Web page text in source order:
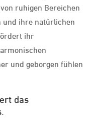
ruhigen Bereichen
und ihre natürlichen
ihr
und geborgen fühlen
das